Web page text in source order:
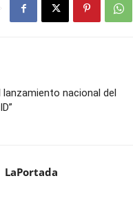
nacional del
LaPortada